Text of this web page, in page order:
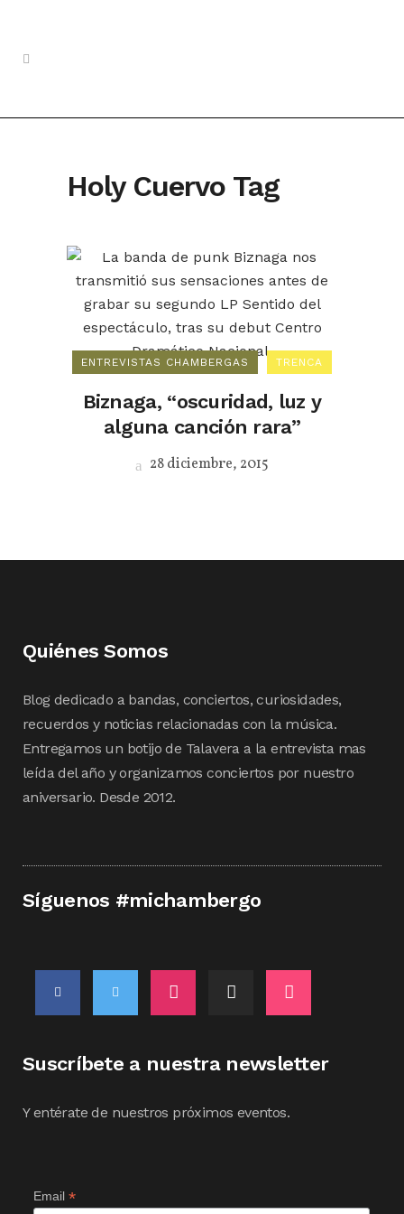
Holy Cuervo Tag
ENTREVISTAS CHAMBERGAS TRENCA
Biznaga, “oscuridad, luz y
alguna canción rara”
28 diciembre, 2015
Quiénes Somos
Blog dedicado a bandas, conciertos, curiosidades,
recuerdos y noticias relacionadas con la música.
Entregamos un botijo de Talavera a la entrevista mas
leída del año y organizamos conciertos por nuestro
aniversario. Desde 2012.
Síguenos #michambergo
Suscríbete a nuestra newsletter
Y entérate de nuestros próximos eventos.
Email *